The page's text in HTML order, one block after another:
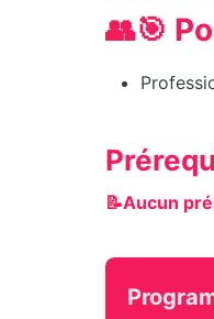
👥🎯
📝Aucun